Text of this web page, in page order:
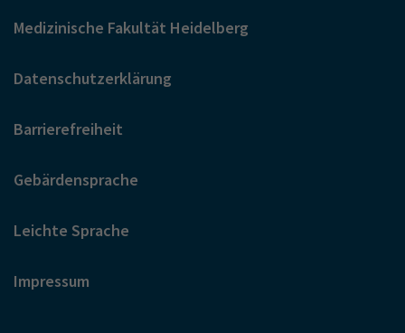
Medizinische Fakultät Heidelberg
Datenschutzerklärung
Barrierefreiheit
Gebärdensprache
Leichte Sprache
Impressum